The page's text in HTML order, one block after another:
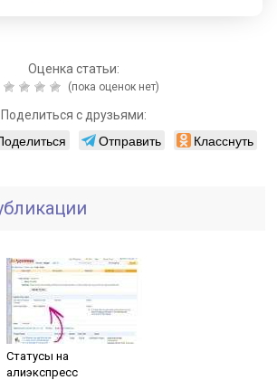
Оценка статьи:
(пока оценок нет)
Поделиться с друзьями:
Отправить Класснуть
Статусы на
алиэкспресс